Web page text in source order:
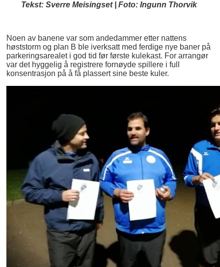
Tekst: Sverre Meisingset | Foto: Ingunn Thorvik
Noen av banene var som andedammer etter nattens
høststorm og plan B ble iverksatt med ferdige nye baner på
parkeringsarealet i god tid før første kulekast. For arrangør
var det hyggelig å registrere fornøyde spillere i full
konsentrasjon på å få plassert sine beste kuler.